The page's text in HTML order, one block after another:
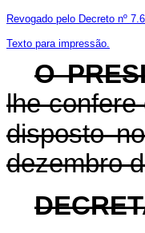
Revogado pelo Decreto nº
Texto para impressão.
O
lhe confere
disposto
dezembro